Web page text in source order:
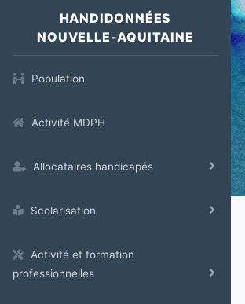
HANDIDONNÉES
NOUVELLE-AQUITAINE
Population
Activité MDPH
Allocataires handicapés
Scolarisation
Activité et formation
professionnelles